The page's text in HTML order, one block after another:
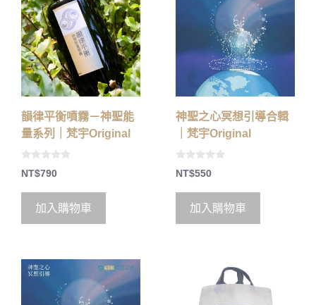
韻律平衡噴霧－神聖能
量系列｜梵宇Original
0
o
5
NT$790
加入購物車
神聖之心冥想引導合輯
｜梵宇Original
0
o
5
NT$550
加入購物車